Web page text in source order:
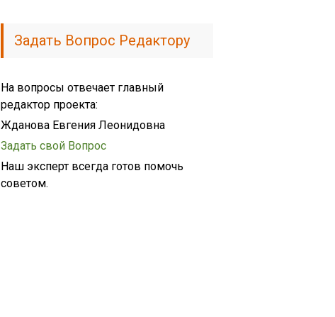
Задать Вопрос Редактору
На вопросы отвечает главный
редактор проекта:
Жданова Евгения Леонидовна
Задать свой Вопрос
Наш эксперт всегда готов помочь
советом.